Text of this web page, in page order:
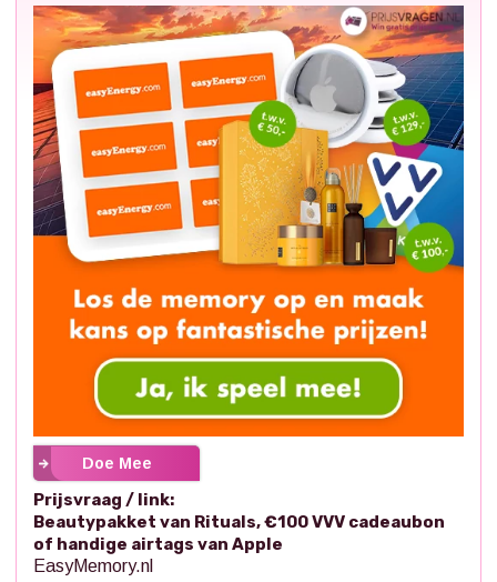
Doe Mee
Prijsvraag / link:
Beautypakket van Rituals, €100 VVV cadeaubon
of handige airtags van Apple
EasyMemory.nl